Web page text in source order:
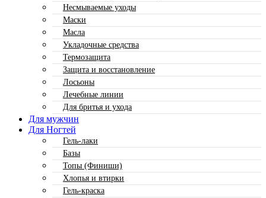
Несмываемые уходы
Маски
Масла
Укладочные средства
Термозащита
Защита и восстановление
Лосьоны
Лечебные линии
Для бритья и ухода
Для мужчин
Для Ногтей
Гель-лаки
Базы
Топы (Финиши)
Хлопья и втирки
Гель-краска